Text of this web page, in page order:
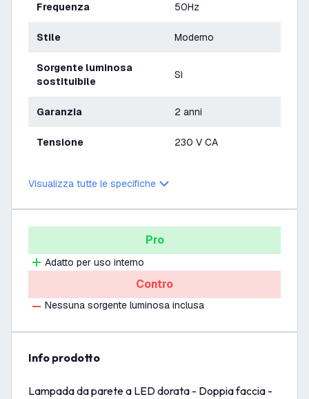
Frequenza 50Hz
Stile Moderno
Sorgente luminosa
sostituibile
Sì
Garanzia 2 anni
Tensione 230 V CA
Visualizza tutte le specifiche
Pro
Adatto per uso interno
Contro
Nessuna sorgente luminosa inclusa
info prodotto
Lampada da parete a LED dorata - Doppia faccia -